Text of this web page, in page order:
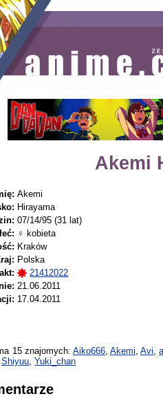
Akemi
Akemi
Hirayama
07/14/95 (31 lat)
♀ kobieta
Kraków
Polska
21412022
21.06.2011
17.04.2011
15 znajomych: Aiko666, Akemi, Avi,
Shiyuu,Yuki_chan